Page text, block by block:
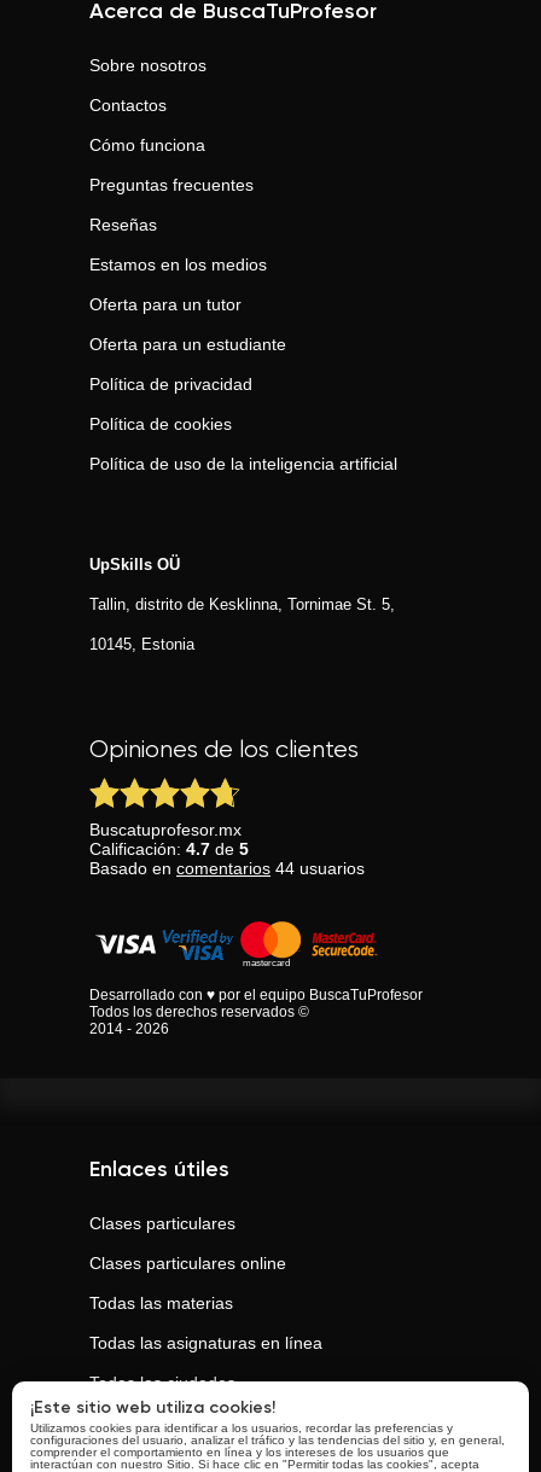
Acerca de BuscaTuProfesor
Sobre nosotros
Contactos
Cómo funciona
Preguntas frecuentes
Reseñas
Estamos en los medios
Oferta para un tutor
Oferta para un estudiante
Política de privacidad
Política de cookies
Política de uso de la inteligencia artificial
UpSkills OÜ
Tallin, distrito de Kesklinna, Tornimаe St. 5,
10145, Estonia
Opiniones de los clientes
Buscatuprofesor.mx
Calificación: 4.7 de 5
Basado en comentarios 44 usuarios
Desarrollado con ♥ por el equipo BuscaTuProfesor
Todos los derechos reservados ©
2014 - 2026
Enlaces útiles
Clases particulares
Clases particulares online
Todas las materias
Todas las asignaturas en línea
Todas las ciudades
Clases populares
¡Este sitio web utiliza cookies!
Utilizamos cookies para identificar a los usuarios, recordar las preferencias y
configuraciones del usuario, analizar el tráfico y las tendencias del sitio y, en general,
comprender el comportamiento en línea y los intereses de los usuarios que
interactúan con nuestro Sitio. Si hace clic en "Permitir todas las cookies", acepta